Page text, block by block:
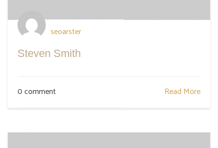
seoarster
Steven Smith
0 comment Read More